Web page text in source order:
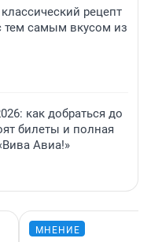
рецепт
тем самым вкусом из
как добраться до
билеты и полная
Авиа!»
МНЕНИЕ